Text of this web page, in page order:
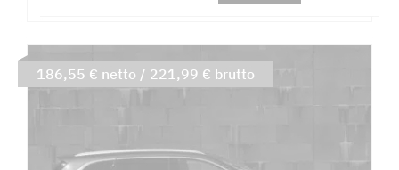
186,55 € netto / 221,99 € brutto